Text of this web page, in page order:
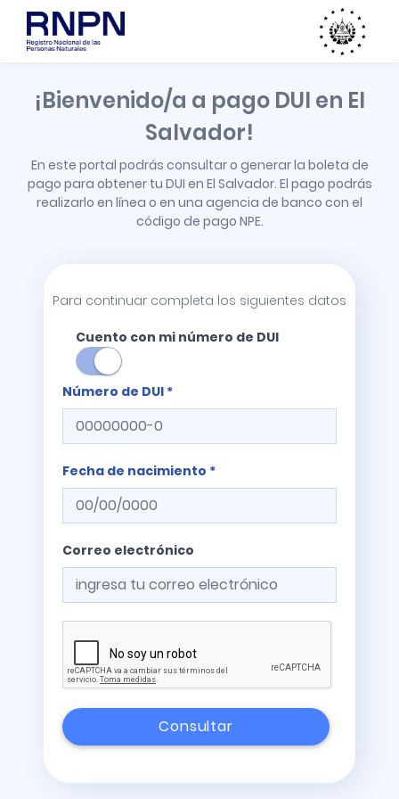
¡Bienvenido/a a pago DUI en El
Salvador!
En este portal podrás consultar o generar la boleta de
pago para obtener tu DUI en El Salvador. El pago podrás
realizarlo en línea o en una agencia de banco con el
código de pago NPE.
Para continuar completa los siguientes datos
Cuento con mi número de DUI
Número de DUI *
Fecha de nacimiento *
Correo electrónico